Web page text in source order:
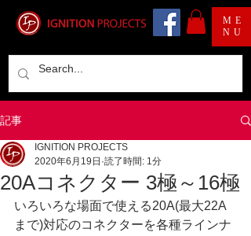
ME
NU
記事
20Aコネクター 3極～16極
IGNITION PROJECTS
2020年6月19日 読了時間: 1分
いろいろな場面で使える20A(最大22A
まで)対応のコネクターを各種ラインナ